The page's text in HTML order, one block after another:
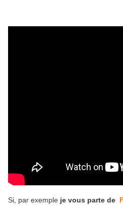
Si, par exemple je vous parte de